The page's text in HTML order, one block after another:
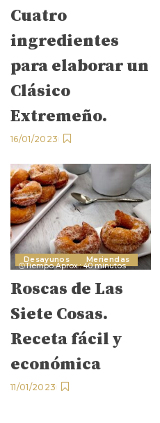
Cuatro
ingredientes
para elaborar un
Clásico
Extremeño.
16/01/2023
Desayunos Meriendas
Tiempo Aprox.: 40 minutos
Roscas de Las
Siete Cosas.
Receta fácil y
económica
11/01/2023